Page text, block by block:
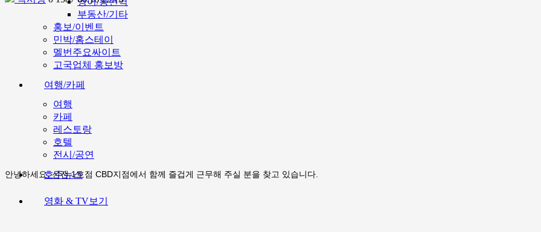
부동산/기타
홍보/이벤트
민박/홈스테이
멜번주요싸이트
고국업체 홍보방
여행/카페
여행
카페
레스토랑
호텔
전시/공연
호주뉴스
영화 & TV보기
안녕하세요, 신전 1호점 CBD지점에서 함께 즐겁게 근무해 주실 분을 찾고 있습니다.